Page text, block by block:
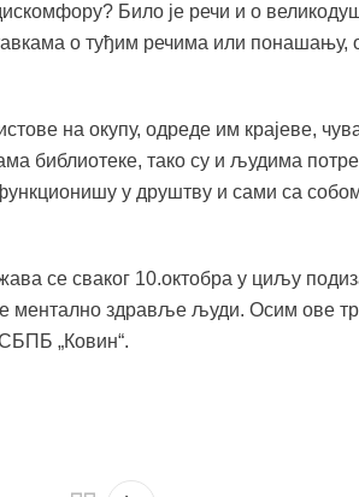
Било је речи и о
о туђим речима или понашању,
на окупу, одреде им крајеве,
библиотеке, тако су и људима
у друштву и сами са
се сваког 10.октобра у циљу
ментално здравље људи. Осим ове
„Ковин“.